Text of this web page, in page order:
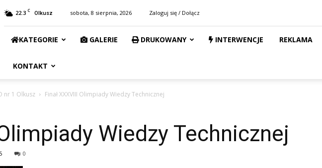
22.3 C Olkusz sobota, 8 sierpnia, 2026 Zaloguj się / Dołącz
KATEGORIE GALERIE DRUKOWANY INTERWENCJE REKLAMA
KONTAKT
nr 1 Olkusz Finał XXXVIII Olimpiady Wiedzy Technicznej
Wiedzy Technicznej
0